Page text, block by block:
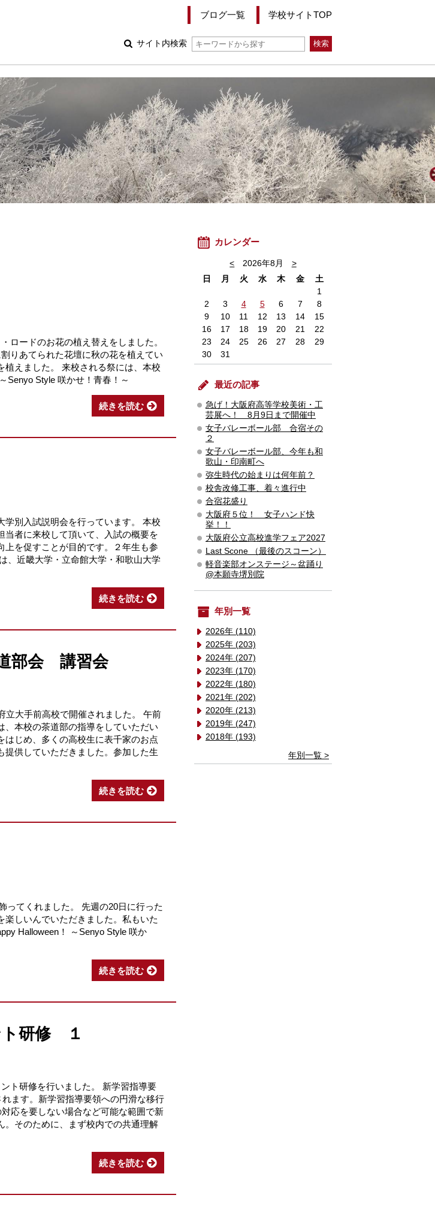
ブログ一覧 学校サイトTOP
サイト内検索
ロードのお花の植え替えをしました。
りあてられた花壇に秋の花を植えてい
植えました。 来校される祭には、本校
Senyo Style 咲かせ！青春！～
続きを読む
別入試説明会を行っています。 本校
者に来校して頂いて、入試の概要を
を促すことが目的です。２年生も参
、近畿大学・立命館大学・和歌山大学
続きを読む
道部会 講習会
立大手前高校で開催されました。 午前
本校の茶道部の指導をしていただい
じめ、多くの高校生に表千家のお点
供していただきました。参加した生
続きを読む
ってくれました。 先週の20日に行った
しいんでいただきました。私もいた
Halloween！ ～Senyo Style 咲か
続きを読む
ト研修 １
ト研修を行いました。 新学習指導要
ます。新学習指導要領への円滑な移行
応を要しない場合など可能な範囲で新
。そのために、まず校内での共通理解
続きを読む
カレンダー
< 2026年8月
>
日
月 火 水 木 金
土
1
2
3 4 5 6 7
8
9
10 11 12 13 14
15
16
17 18 19 20 21
22
23
24 25 26 27 28
29
30
31
最近の記事
急げ！大阪府高等学校美術・工
芸展へ！ 8月9日まで開催中
女子バレーボール部 合宿その
２
女子バレーボール部、今年も和
歌山・印南町へ
弥生時代の始まりは何年前？
校舎改修工事、着々進行中
合宿花盛り
大阪府５位！ 女子ハンド快
挙！！
大阪府公立高校進学フェア2027
Last Scone （最後のスコーン）
軽音楽部オンステージ～盆踊り
@本願寺堺別院
年別一覧
2026年 (110)
2025年 (203)
2024年 (207)
2023年 (170)
2022年 (180)
2021年 (202)
2020年 (213)
2019年 (247)
2018年 (193)
年別一覧 >